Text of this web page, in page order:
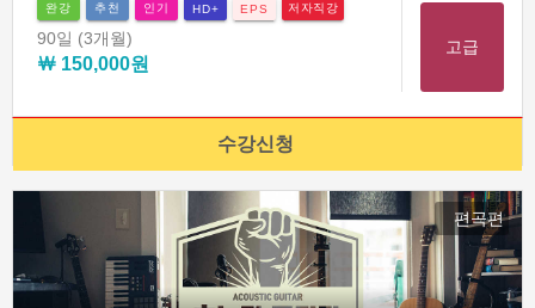
완강 추천 인기 HD+ EPS 저자직강
90일 (3개월)
￦ 150,000원
고급
수강신청
편곡편